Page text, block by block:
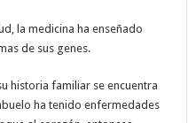
la medicina ha enseñado
de sus genes.
historia familiar se encuentra
ha tenido enfermedades